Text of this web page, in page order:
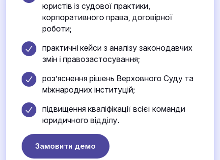
юристів із судової практики,
корпоративного права, договірної
роботи;
практичні кейси з аналізу законодавчих
змін і правозастосування;
роз’яснення рішень Верховного Суду та
міжнародних інституцій;
підвищення кваліфікації всієї команди
юридичного відділу.
Замовити демо